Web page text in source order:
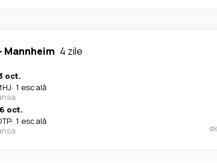
Mannheim 4 zile
oct.
· 1 escală
oct.
· 1 escală